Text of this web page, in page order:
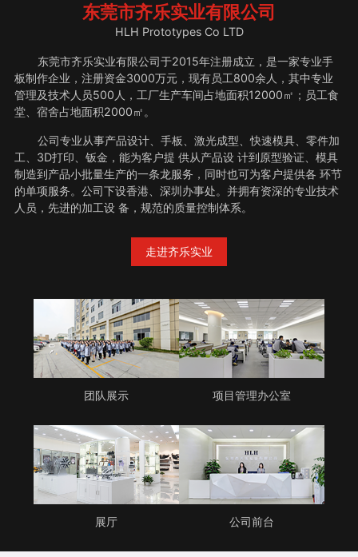
东莞市齐乐实业有限公司
HLH Prototypes Co LTD
东莞市齐乐实业有限公司于2015年注册成立，是一家专业手
板制作企业，注册资金3000万元，现有员工800余人，其中专业
管理及技术人员500人，工厂生产车间占地面积12000㎡；员工食
堂、宿舍占地面积2000㎡。
公司专业从事产品设计、手板、激光成型、快速模具、零件加
工、3D打印、钣金，能为客户提 供从产品设 计到原型验证、模具
制造到产品小批量生产的一条龙服务，同时也可为客户提供各 环节
的单项服务。公司下设香港、深圳办事处。并拥有资深的专业技术
人员，先进的加工设 备，规范的质量控制体系。
走进齐乐实业
团队展示 项目管理办公室
展厅 公司前台